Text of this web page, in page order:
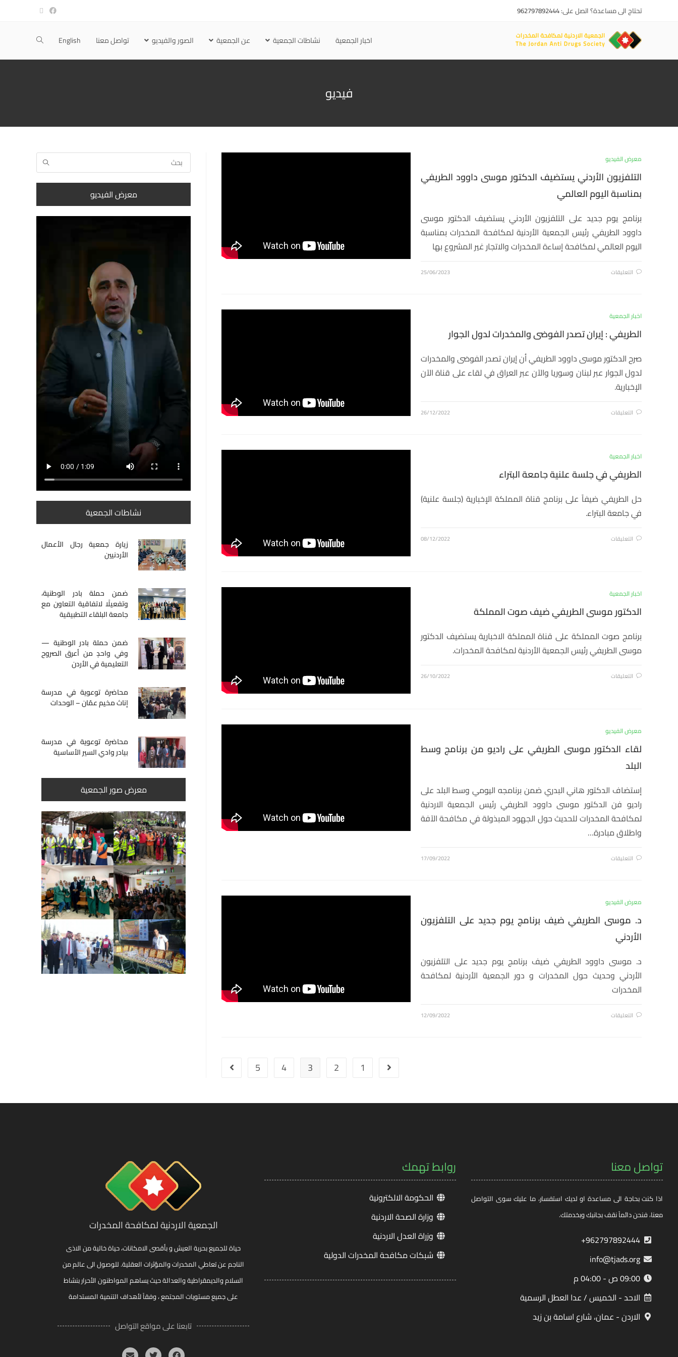
تحتاج الى مساعدة؟ اتصل على:962797892444
اخبار الجمعية نشاطات الجمعية عن الجمعية الصور والفيديو تواصل معنا English
فيديو
معرض الفيديو
التلفزيون الأردني يستضيف الدكتور موسى داوود الطريفي
بمناسبة اليوم العالمي
برنامج يوم جديد على التلفزيون الأردني يستضيف الدكتور موسى
داوود الطريفي رئيس الجمعية الأردنية لمكافحة المخدرات بمناسبة
اليوم العالمي لمكافحة إساءة المخدرات والاتجار غير المشروع بها
التعليقات 25/06/2023
اخبار الجمعية
الطريفي : إيران تصدر الفوضى والمخدرات لدول الجوار
صرح الدكتور موسى داوود الطريفي أن إيران تصدر الفوضى والمخدرات
لدول الجوار عبر لبنان وسوريا والآن عبر العراق في لقاء على قناة الآن
الإخبارية.
التعليقات 26/12/2022
اخبار الجمعية
الطريفي في جلسة علنية جامعة البتراء
حل الطريفي ضيفاً على برنامج قناة المملكة الإخبارية (جلسة علنية)
في جامعة البتراء.
التعليقات 08/12/2022
اخبار الجمعية
الدكتور موسى الطريفي ضيف صوت المملكة
برنامج صوت المملكة على قناة المملكة الاخبارية يستضيف الدكتور
موسى الطريفي رئيس الجمعية الأردنية لمكافحة المخدرات.
التعليقات 26/10/2022
معرض الفيديو
لقاء الدكتور موسى الطريفي على راديو من برنامج وسط
البلد
إستضاف الدكتور هاني البدري ضمن برنامجه اليومي وسط البلد على
راديو فن الدكتور موسى داوود الطريفي رئيس الجمعية الاردنية
لمكافحة المخدرات للحديث حول الجهود المبذولة في مكافحة الآفة
واطلاق مبادرة…
التعليقات 17/09/2022
معرض الفيديو
د. موسى الطريفي ضيف برنامج يوم جديد على التلفزيون
الأردني
د. موسى داوود الطريفي ضيف برنامج يوم جديد على التلفزيون
الأردني وحديث حول المخدرات و دور الجمعية الأردنية لمكافحة
المخدرات
التعليقات 12/09/2022
1
2
3
4
5
معرض الفيديو
نشاطات الجمعية
زيارة جمعية رجال الأعمال
الأردنيين
ضمن حملة بادر الوطنية،
وتفعيلًا لاتفاقية التعاون مع
جامعة البلقاء التطبيقية
ضمن حملة بادر الوطنية —
وفي واحدٍ من أعرق الصروح
التعليمية في الأردن
محاضرة توعوية في مدرسة
إناث مخيم عمّان – الوحدات
محاضرة توعوية في مدرسة
بيادر وادي السير الأساسية
معرض صور الجمعية
تواصل معنا
اذا كنت بحاجة الى مساعدة او لديك استفسار، ما عليك سوى التواصل
معنا، فنحن دائماً نقف بجانبك وبخدمتك.
962797892444+
info@tjads.org
09:00 ص - 04:00 م
الاحد - الخميس / عدا العطل الرسمية
الاردن - عمان، شارع اسامة بن زيد
روابط تهمك
الحكومة الالكترونية
وزارة الصحة الاردنية
وزراة العدل الاردنية
شبكات مكافحة المخدرات الدولية
الجمعية الاردنية لمكافحة المخدرات
حياة للجميع بحرية العيش و بأقصى الامكانات، حياة خالية من الاذى
الناجم عن تعاطي المخدرات والمؤثرات العقلية. للوصول الى عالم من
السلام والديمقراطية والعدالة حيث يساهم المواطنون الأحرار بنشاط
على جميع مستويات المجتمع ، وفقاً لأهداف التنمية المستدامة
تابعنا على مواقع التواصل